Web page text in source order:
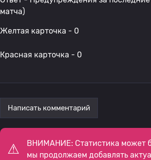
матча)
Желтая карточка - 0
Красная карточка - 0
Написать комментарий
ВНИМАНИЕ: Статистика может
мы продолжаем добавлять